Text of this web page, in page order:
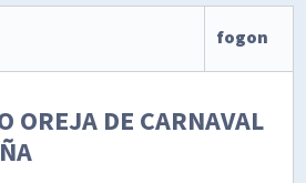
fogon
OREJA DE CARNAVAL